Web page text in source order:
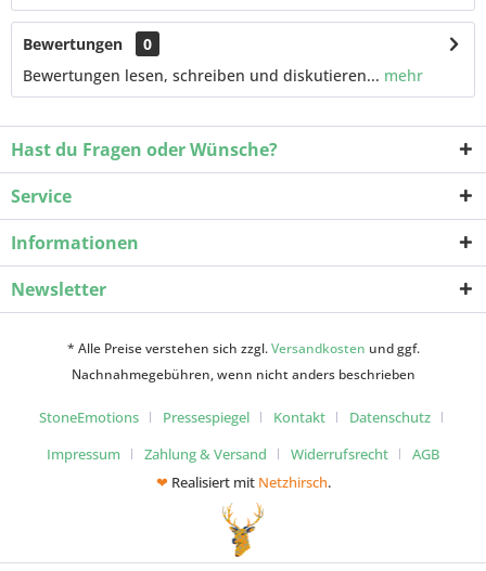
Bewertungen
0
Bewertungen lesen, schreiben und diskutieren... mehr
Hast du Fragen oder Wünsche?
Service
Informationen
Newsletter
* Alle Preise verstehen sich zzgl.Versandkosten und ggf.
Nachnahmegebühren, wenn nicht anders beschrieben
StoneEmotions Pressespiegel Kontakt
Datenschutz
Impressum
Zahlung & Versand Widerrufsrecht
AGB
❤ Realisiert mit Netzhirsch.